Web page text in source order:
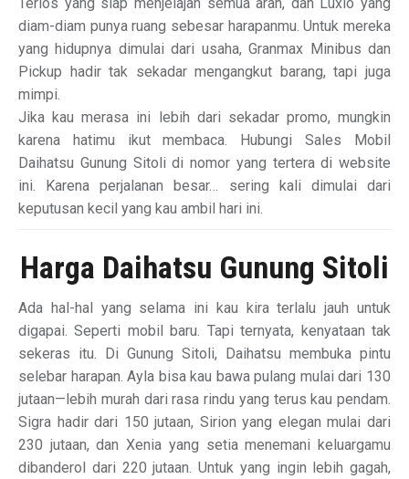
diam-diam punya ruang sebesar harapanmu. Untuk mereka
yang hidupnya dimulai dari usaha, Granmax Minibus dan
Pickup hadir tak sekadar mengangkut barang, tapi juga
mimpi.
Jika kau merasa ini lebih dari sekadar promo, mungkin
karena hatimu ikut membaca. Hubungi Sales Mobil
Daihatsu Gunung Sitoli di nomor yang tertera di website
ini. Karena perjalanan besar… sering kali dimulai dari
keputusan kecil yang kau ambil hari ini.
Harga Daihatsu Gunung Sitoli
Ada hal-hal yang selama ini kau kira terlalu jauh untuk
digapai. Seperti mobil baru. Tapi ternyata, kenyataan tak
sekeras itu. Di Gunung Sitoli, Daihatsu membuka pintu
selebar harapan. Ayla bisa kau bawa pulang mulai dari 130
jutaan—lebih murah dari rasa rindu yang terus kau pendam.
Sigra hadir dari 150 jutaan, Sirion yang elegan mulai dari
230 jutaan, dan Xenia yang setia menemani keluargamu
dibanderol dari 220 jutaan. Untuk yang ingin lebih gagah,